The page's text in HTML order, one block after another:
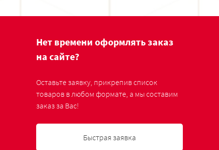
Нет времени оформлять заказ
на сайте?
Оставьте заявку, прикрепив список
товаров в любом формате, а мы составим
заказ за Вас!
Быстрая заявка